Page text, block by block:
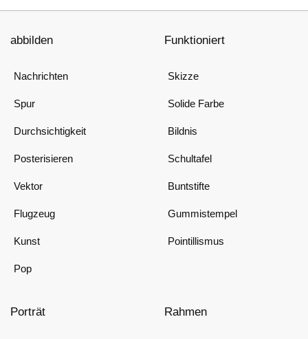
abbilden
Nachrichten
Spur
Durchsichtigkeit
Posterisieren
Vektor
Flugzeug
Kunst
Pop
Funktioniert
Skizze
Solide Farbe
Bildnis
Schultafel
Buntstifte
Gummistempel
Pointillismus
Porträt Rahmen